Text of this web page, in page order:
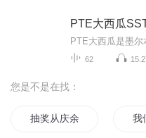
PTE大西瓜
62
您是不是在找：
抽奖从庆余年开始 我